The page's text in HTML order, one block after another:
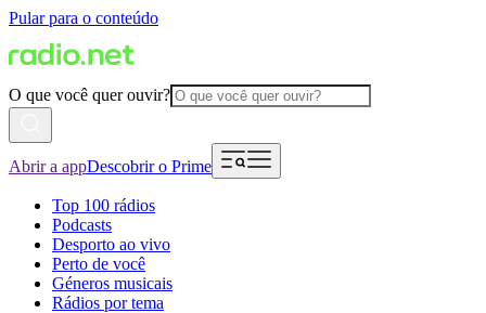
Pular para o conteúdo
O que você quer ouvir?
Abrir a appDescobrir o Prime
Top 100 rádios
Podcasts
Desporto ao vivo
Perto de você
Géneros musicais
Rádios por tema